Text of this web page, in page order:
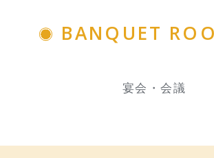
BANQUET
宴会・会議